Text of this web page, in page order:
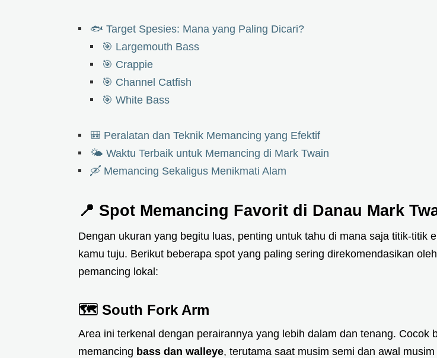
🐟 Target Spesies: Mana yang Paling Dicari?
🎯 Largemouth Bass
🎯 Crappie
🎯 Channel Catfish
🎯 White Bass
🎒 Peralatan dan Teknik Memancing yang Efektif
🌤️ Waktu Terbaik untuk Memancing di Mark Twain
🛶 Memancing Sekaligus Menikmati Alam
📍 Spot Memancing Favorit di Danau Mark
Dengan ukuran yang begitu luas, penting untuk tahu di mana saja titik-titik
kamu tuju. Berikut beberapa spot yang paling sering direkomendasikan
pemancing lokal:
🗺️ South Fork Arm
Area ini terkenal dengan perairannya yang lebih dalam dan tenang. Cocok
memancing bass dan walleye, terutama saat musim semi dan awal musim